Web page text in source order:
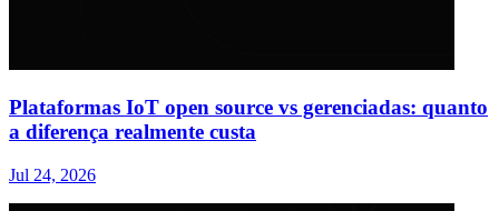
Plataformas IoT open source vs gerenciadas: quanto
a diferença realmente custa
Jul 24, 2026